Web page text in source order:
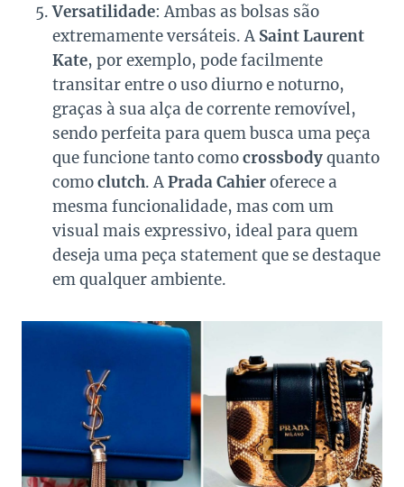
Versatilidade: Ambas as bolsas são
extremamente versáteis. A Saint Laurent
Kate, por exemplo, pode facilmente
transitar entre o uso diurno e noturno,
graças à sua alça de corrente removível,
sendo perfeita para quem busca uma peça
que funcione tanto comocrossbodyquanto
comoclutch. APrada Cahieroferece a
mesma funcionalidade, mas com um
visual mais expressivo, ideal para quem
deseja uma peça statement que se destaque
em qualquer ambiente.